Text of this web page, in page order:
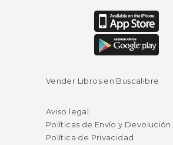
Vender Libros en Buscalibre
Aviso legal
Políticas de Envío y Devolución
Política de Privacidad